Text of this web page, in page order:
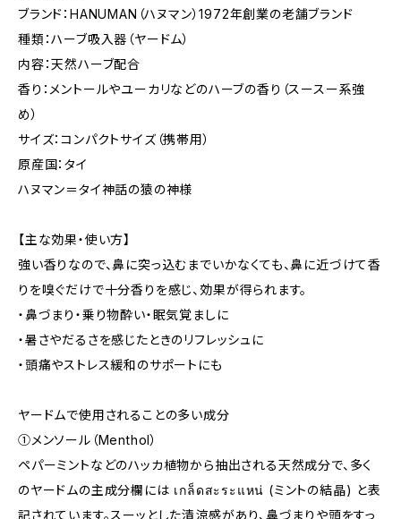
ブランド：HANUMAN（ハヌマン）1972年創業の老舗ブランド
種類：ハーブ吸入器（ヤードム）
内容：天然ハーブ配合
香り：メントールやユーカリなどのハーブの香り（スースー系強
め）
サイズ：コンパクトサイズ（携帯用）
原産国：タイ
ハヌマン＝タイ神話の猿の神様
【主な効果・使い方】
強い香りなので、鼻に突っ込むまでいかなくても、鼻に近づけて香
りを嗅ぐだけで十分香りを感じ、効果が得られます。
・鼻づまり・乗り物酔い・眠気覚ましに
・暑さやだるさを感じたときのリフレッシュに
・頭痛やストレス緩和のサポートにも
ヤードムで使用されることの多い成分
①メンソール（Menthol）
ペパーミントなどのハッカ植物から抽出される天然成分で、多く
のヤードムの主成分欄には เกล็ดสะระแหน่ (ミントの結晶) と表
記されています。スーッとした清涼感があり、鼻づまりや頭をすっ